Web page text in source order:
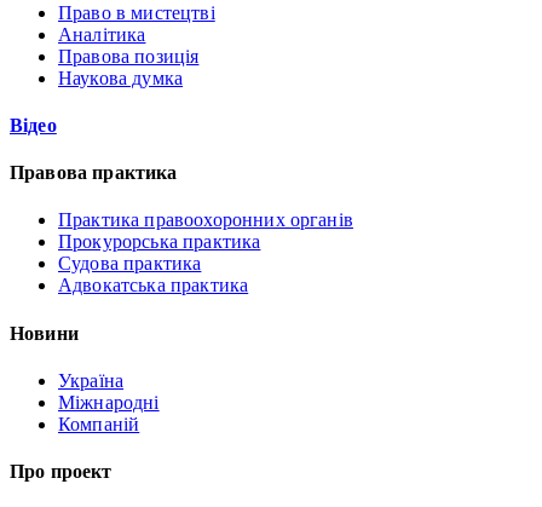
Право в мистецтві
Аналітика
Правова позиція
Наукова думка
Відео
Правова практика
Практика правоохоронних органів
Прокурорська практика
Судова практика
Адвокатська практика
Новини
Україна
Міжнародні
Компаній
Про проект